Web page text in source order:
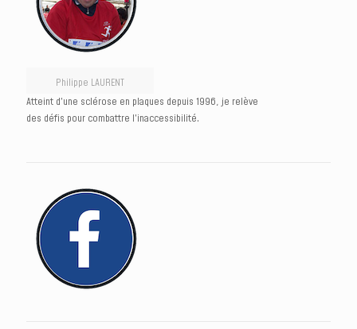
Philippe LAURENT
Atteint d’une sclérose en plaques depuis 1996, je relève
des défis pour combattre l’inaccessibilité.